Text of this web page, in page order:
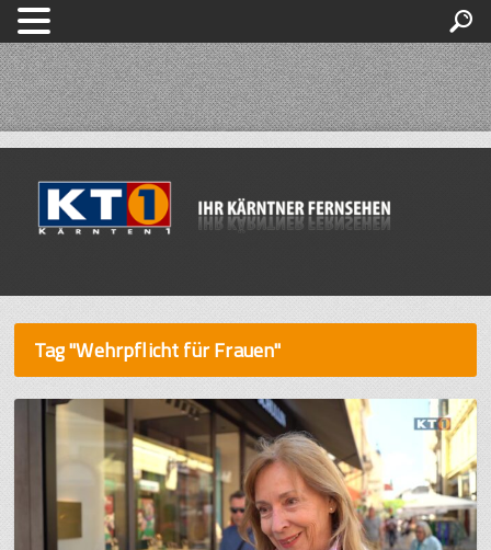
Tag "Wehrpflicht für Frauen"